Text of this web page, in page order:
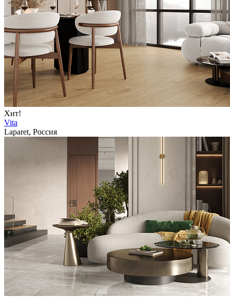
Хит!
Vita
Laparet, Россия